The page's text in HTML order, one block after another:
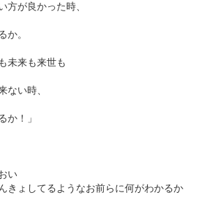
方が良かった時、
か。
未来も来世も
ない時、
か！」
い
きょしてるようなお前らに何がわかるか